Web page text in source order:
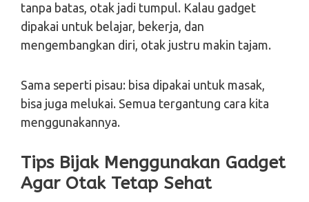
tanpa batas, otak jadi tumpul. Kalau gadget
dipakai untuk belajar, bekerja, dan
mengembangkan diri, otak justru makin tajam.
Sama seperti pisau: bisa dipakai untuk masak,
bisa juga melukai. Semua tergantung cara kita
menggunakannya.
Tips Bijak Menggunakan Gadget
Agar Otak Tetap Sehat